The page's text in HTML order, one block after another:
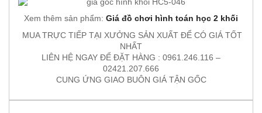
Xem thêm sản phẩm: Giá đồ chơi hình toán học 2 khối
MUA TRỰC TIẾP TẠI XƯỞNG SẢN XUẤT ĐỂ CÓ GIÁ TỐT
NHẤT
LIÊN HỆ NGAY ĐỂ ĐẶT HÀNG : 0961.246.116 –
02421.207.666
CUNG ỨNG GIAO BUÔN GIÁ TẬN GỐC